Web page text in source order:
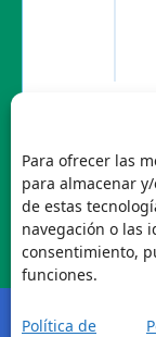
Para ofrecer las
para almacenar
de estas
navegación o las
consentimiento,
funciones.
Política de